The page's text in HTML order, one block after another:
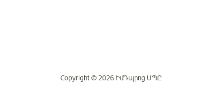
Copyright © 2026 ԻմԴպրոց ՍՊԸ